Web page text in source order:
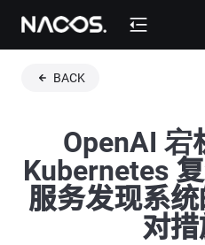
BACK
OpenAI 宕
Kubernetes
服务发现系
对